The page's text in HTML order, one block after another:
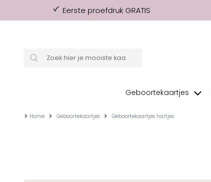
Eerste proefdruk GRATIS
Geboortekaartjes
Home Geboortekaartjes Geboortekaartjes hartjes